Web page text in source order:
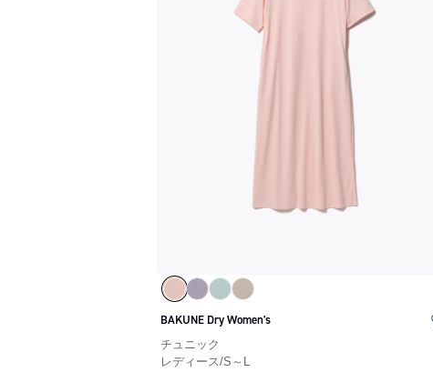
BAKUNE Dry Women's
チュニック
レディース/S～L